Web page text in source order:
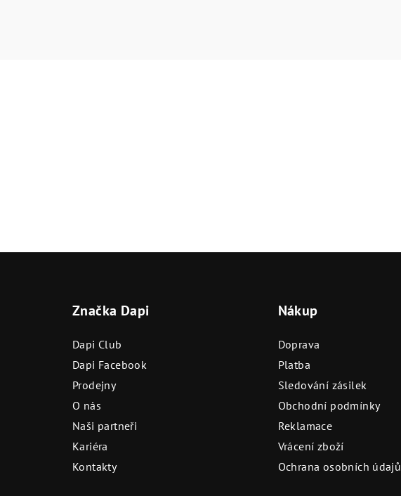
Značka Dapi
Dapi Club
Dapi Facebook
Prodejny
O nás
Naši partneři
Kariéra
Kontakty
Nákup
Doprava
Platba
Sledování zásilek
Obchodní podmínky
Reklamace
Vrácení zboží
Ochrana osobních údajů